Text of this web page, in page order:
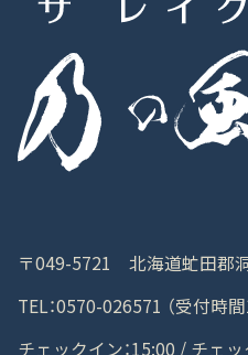
〒049-5721 北海道虻田郡
TEL：0570-026571 （受付時
チェックイン：15:00 / チェッ